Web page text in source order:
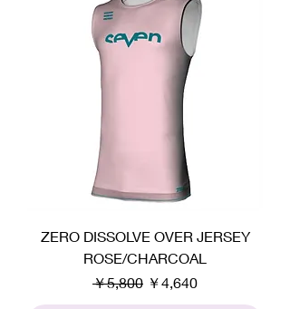
ZERO DISSOLVE OVER JERSEY
ROSE/CHARCOAL
通常価格
￥5,800 セール価格
￥4,640